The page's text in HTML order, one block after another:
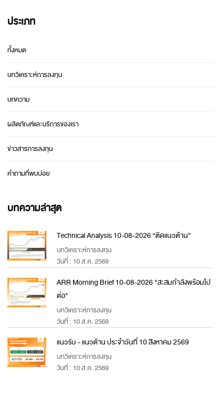
ประเภท
ทั้งหมด
บทวิเคราะห์การลงทุน
บทความ
ผลิตภัณฑ์และบริการของเรา
ข่าวสารการลงทุน
คำถามที่พบบ่อย
บทความล่าสุด
Technical Analysis 10-08-2026 “ติดแนวต้าน”
บทวิเคราะห์การลงทุน
วันที่ : 10 ส.ค. 2569
ARR Morning Brief 10-08-2026 "สะสมกำลังพร้อมไป
ต่อ"
บทวิเคราะห์การลงทุน
วันที่ : 10 ส.ค. 2569
แนวรับ - แนวต้าน ประจำวันที่ 10 สิงหาคม 2569
บทวิเคราะห์การลงทุน
วันที่ : 10 ส.ค. 2569